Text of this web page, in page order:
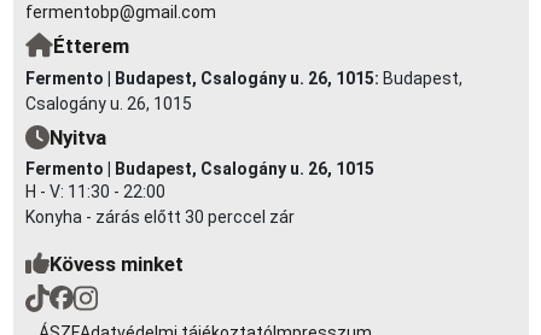
fermentobp@gmail.com
Étterem
Fermento | Budapest, Csalogány u. 26, 1015: Budapest,
Csalogány u. 26, 1015
Nyitva
Fermento | Budapest, Csalogány u. 26, 1015
H - V: 11:30 - 22:00
Konyha - zárás előtt 30 perccel zár
Kövess minket